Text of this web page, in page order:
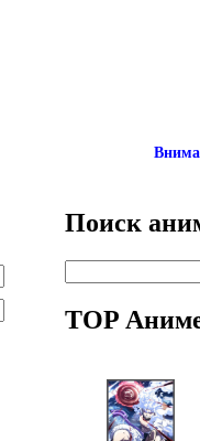
Поиск
TOP